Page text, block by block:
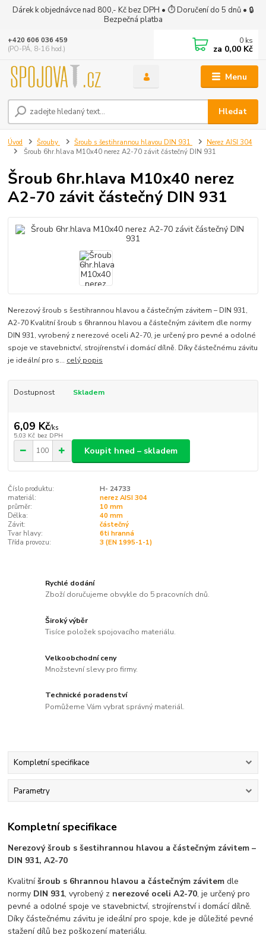
Dárek k objednávce nad 800,- Kč bez DPH • ⏱ Doručení do 5 dnů • 🔒
Bezpečná platba
Menu
Hledat
+420 606 036 459
(PO-PÁ, 8-16 hod.)
0 ks
za 0,00 Kč
Úvod Šrouby Šroub s šestihrannou hlavou DIN 931
Nerez AISI 304
Šroub 6hr.hlava M10x40 nerez A2-70 závit částečný DIN 931
Šroub 6hr.hlava M10x40 nerez
A2-70 závit částečný DIN 931
Nerezový šroub s šestihrannou hlavou a částečným závitem – DIN 931,
A2-70 Kvalitní šroub s 6hrannou hlavou a částečným závitem dle normy
DIN 931, vyrobený z nerezové oceli A2-70, je určený pro pevné a odolné
spoje ve stavebnictví, strojírenství i domácí dílně. Díky částečnému závitu
je ideální pro s... celý popis
Dostupnost Skladem
6,09 Kč/ks
5,03 Kč bez DPH
Koupit hned – skladem
Číslo produktu:
H- 24733
materiál:
nerez AISI 304
průměr:
10 mm
Délka:
40 mm
Závit:
částečný
Tvar hlavy:
6ti hranná
Třída provozu:
3 (EN 1995-1-1)
Rychlé dodání
Zboží doručujeme obvykle do 5 pracovních dnů.
Široký výběr
Tisíce položek spojovacího materiálu.
Velkoobchodní ceny
Množstevní slevy pro firmy.
Technické poradenství
Pomůžeme Vám vybrat správný materiál.
Kompletní specifikace
Parametry
Kompletní specifikace
Nerezový šroub s šestihrannou hlavou a částečným závitem –
DIN 931, A2-70
Kvalitníšroub s 6hrannou hlavou a částečným závitem dle
normy DIN 931, vyrobený z nerezové oceli A2-70, je určený pro
pevné a odolné spoje ve stavebnictví, strojírenství i domácí dílně.
Díky částečnému závitu je ideální pro spoje, kde je důležité pevné
stažení dílů bez poškození materiálu.